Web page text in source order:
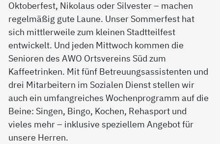
Oktoberfest, Nikolaus oder Silvester – machen
regelmäßig gute Laune. Unser Sommerfest hat
sich mittlerweile zum kleinen Stadtteilfest
entwickelt. Und jeden Mittwoch kommen die
Senioren des AWO Ortsvereins Süd zum
Kaffeetrinken. Mit fünf Betreuungsassistenten und
drei Mitarbeitern im Sozialen Dienst stellen wir
auch ein umfangreiches Wochenprogramm auf die
Beine: Singen, Bingo, Kochen, Rehasport und
vieles mehr – inklusive speziellem Angebot für
unsere Herren.